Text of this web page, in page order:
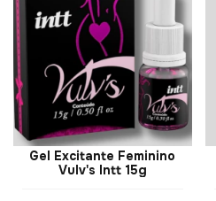
Gel Excitante Feminino
Vulv's Intt 15g